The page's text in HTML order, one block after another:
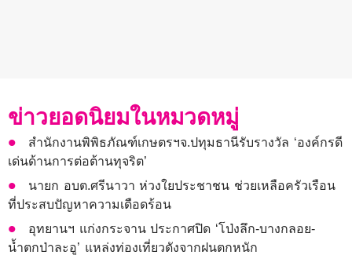
ข่าวยอดนิยมในหมวดหมู่
สำนักงานพิพิธภัณฑ์เกษตรฯจ.ปทุมธานีรับรางวัล ‘องค์กรดี
เด่นด้านการต่อต้านทุจริต’
นายก อบต.ศรีนาวา ห่วงใยประชาชน ช่วยเหลือครัวเรือน
ที่ประสบปัญหาความเดือดร้อน
อุทยานฯ แก่งกระจาน ประกาศปิด ‘โป่งลึก-บางกลอย-
น้ำตกป่าละอู’ แหล่งท่องเที่ยวดังจากฝนตกหนัก